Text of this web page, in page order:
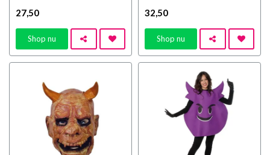
27 ,50
Shop nu
32 ,50
Shop nu